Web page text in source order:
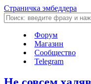
Страничка эмбеддера
Форум
Магазин
Сообщество
Telegram